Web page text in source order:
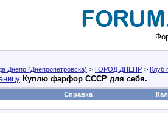
Днепр (Днепропетровска) > ГОРОД ДНЕПР > Клуб
Куплю фарфор СССР для себя.
Справка